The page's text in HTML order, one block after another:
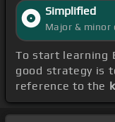
Simplified
Major & minor
To start learning
good strategy is
reference to the